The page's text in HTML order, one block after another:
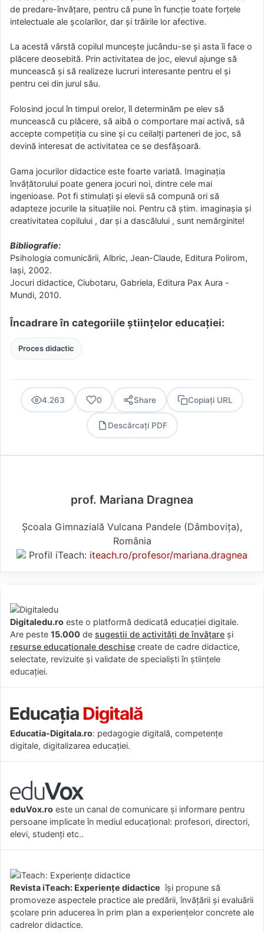
de predare-învăţare, pentru că pune în funcţie toate forţele
intelectuale ale şcolarilor, dar şi trăirile lor afective.
La acestă vârstă copilul munceşte jucându-se şi asta îi face o
plăcere deosebită. Prin activitatea de joc, elevul ajunge să
muncească şi să realizeze lucruri interesante pentru el şi
pentru cei din jurul său.
Folosind jocul în timpul orelor, îl determinăm pe elev să
muncească cu plăcere, să aibă o comportare mai activă, să
accepte competiţia cu sine şi cu ceilalţi parteneri de joc, să
devină interesat de activitatea ce se desfăşoară.
Gama jocurilor didactice este foarte variată. Imaginaţia
învăţătorului poate genera jocuri noi, dintre cele mai
ingenioase. Pot fi stimulaţi şi elevii să compună ori să
adapteze jocurile la situaţiile noi. Pentru că ştim. imaginaşia şi
creativitatea copilului , dar şi a dascălului , sunt nemărginite!
Bibliografie:
Psihologia comunicării, Albric, Jean-Claude, Editura Polirom,
Iaşi, 2002.
Jocuri didactice, Ciubotaru, Gabriela, Editura Pax Aura -
Mundi, 2010.
Încadrare în categoriile științelor educației:
Proces didactic
4.263 0 Share Copiați URL
Descărcați PDF
prof. Mariana Dragnea
Școala Gimnazială Vulcana Pandele (Dâmboviţa),
România
Profil iTeach: iteach.ro/profesor/mariana.dragnea
Digitaledu.ro este o platformă dedicată educației digitale.
Are peste 15.000 de sugestii de activități de învățare și
resurse educaționale deschise create de cadre didactice,
selectate, revizuite și validate de specialiști în științele
educației.
Educatia-Digitala.ro: pedagogie digitală, competențe
digitale, digitalizarea educației.
eduVox.ro este un canal de comunicare și informare pentru
persoane implicate în mediul educațional: profesori, directori,
elevi, studenți etc..
Revista iTeach: Experienţe didactice îşi propune să
promoveze aspectele practice ale predării, învăţării şi evaluării
şcolare prin aducerea în prim plan a experienţelor concrete ale
cadrelor didactice.